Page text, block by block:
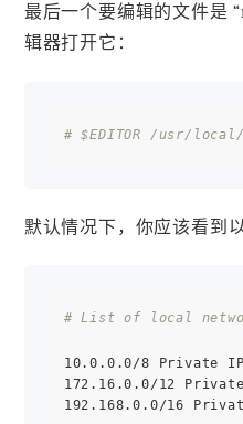
最后一个要编辑的文件是
辑器打开它：
# $EDITOR /usr/
默认情况下，你应该看到
# List of local
10.0.0.0/8 Private IP
172.16.0.0/12 Private